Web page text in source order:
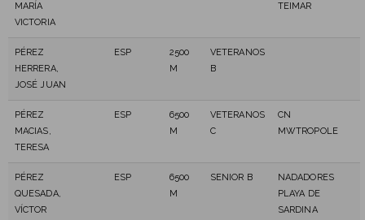
MARÍA
VICTORIA
TEIMAR
PÉREZ
HERRERA,
JOSÉ JUAN
ESP
2500
M
VETERANOS
B
PÉREZ
MACIAS,
TERESA
ESP
6500
M
VETERANOS
C
CN
MWTROPOLE
PÉREZ
QUESADA,
VÍCTOR
ESP
6500
M
SENIOR B
NADADORES
PLAYA DE
SARDINA